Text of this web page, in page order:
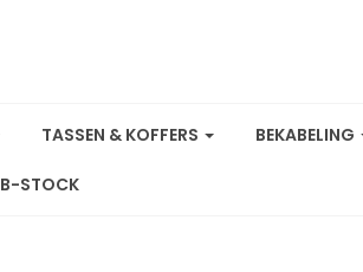
TASSEN & KOFFERS BEKABELING
B-STOCK